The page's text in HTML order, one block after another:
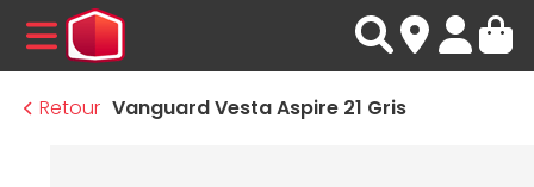
MENU
Retour Vanguard Vesta Aspire 21 Gris